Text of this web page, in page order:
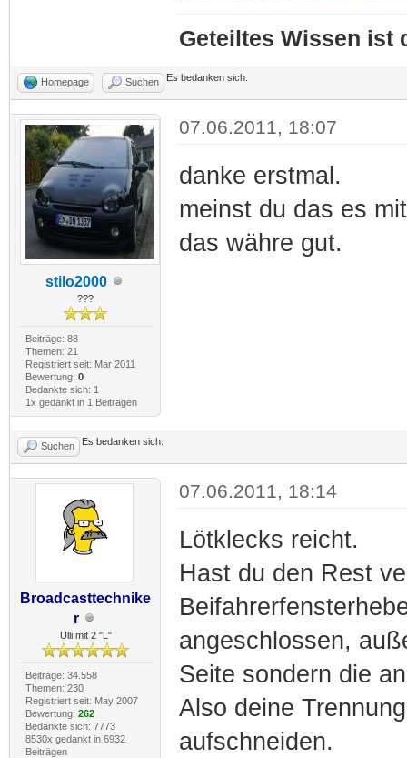
Geteiltes Wissen ist
Homepage Suchen Es bedanken sich:
stilo2000
???
Beiträge: 88
Themen: 21
Registriert seit: Mar 2011
Bewertung: 0
Bedankte sich: 1
1x gedankt in 1 Beiträgen
07.06.2011, 18:07
danke erstmal.
meinst du das es
das währe gut.
Suchen Es bedanken sich:
Broadcasttechnike
r
Ulli mit 2 "L"
Beiträge: 34.558
Themen: 230
Registriert seit: May 2007
Bewertung: 262
Bedankte sich: 7773
8530x gedankt in 6932
Beiträgen
07.06.2011, 18:14
Lötklecks reicht.
Hast du den Rest
angeschlossen,
Seite sondern die
Also deine
aufschneiden.